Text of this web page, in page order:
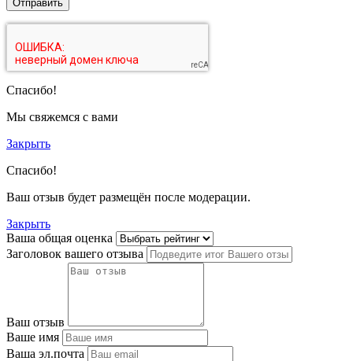
Спасибо!
Мы свяжемся с вами
Закрыть
Спасибо!
Ваш отзыв будет размещён после модерации.
Закрыть
Ваша общая оценка
Заголовок вашего отзыва
Ваш отзыв
Ваше имя
Ваша эл.почта